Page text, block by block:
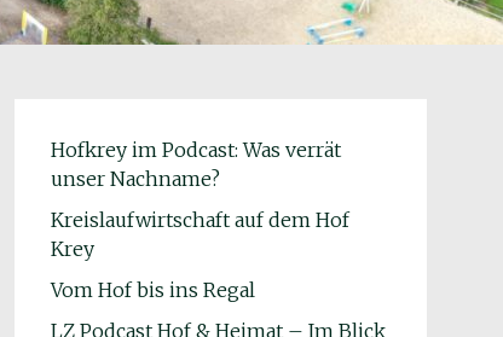
Hofkrey im Podcast: Was verrät
unser Nachname?
Kreislaufwirtschaft auf dem Hof
Krey
Vom Hof bis ins Regal
LZ Podcast Hof & Heimat – Im Blick